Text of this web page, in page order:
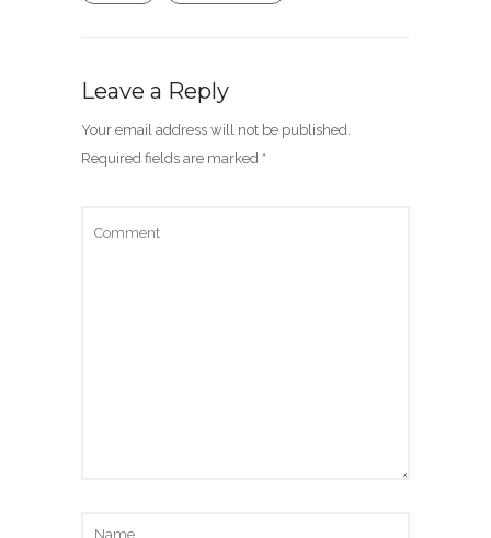
Leave a Reply
Your email address will not be published.
Required fields are marked *